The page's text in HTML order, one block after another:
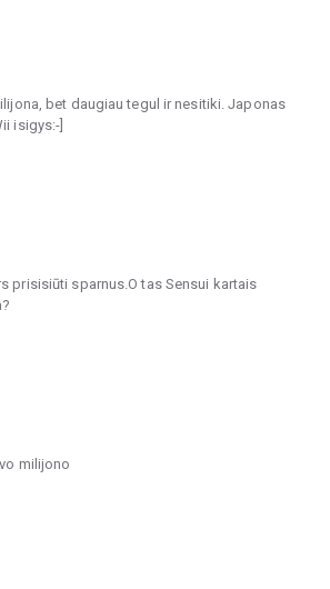
bet daugiau tegul ir nesitiki. Japonas
isigys:-]
prisisiūti sparnus.O tas Sensui kartais
milijono